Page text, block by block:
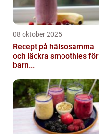
08 oktober 2025
Recept på hälsosamma
och läckra smoothies för
barn...